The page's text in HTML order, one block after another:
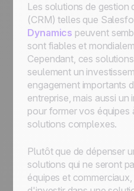
Les solutions de gestion
(CRM) telles que
Dynamics peuvent
sont fiables et
Cependant, ces
seulement un
engagement importants
entreprise, mais aussi un
pour former vos équipes
solutions complexes.
Plutôt que de dépenser
solutions qui ne seront
équipes et